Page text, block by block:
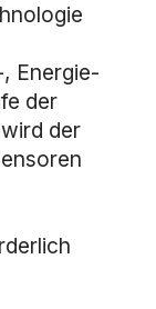
Energie-
der
der